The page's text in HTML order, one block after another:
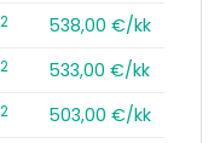
2
538,00 €/kk
2
533,00 €/kk
2
503,00 €/kk